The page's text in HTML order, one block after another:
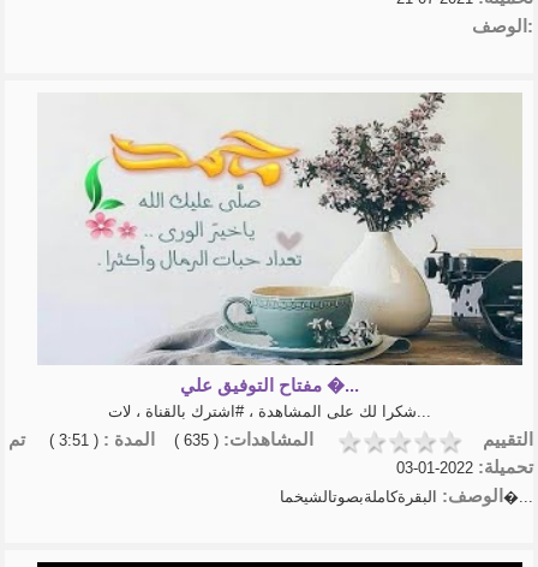
الوصف:
مفتاح التوفيق علي �...
شكرا لك على المشاهدة ، #اشترك بالقناة ، لات...
التقييم المشاهدات: ( 635 ) المدة : ( 3:51 )
تم
تحميلة: 2022-01-03
الوصف: البقرةكاملةبصوتالشيخما�...